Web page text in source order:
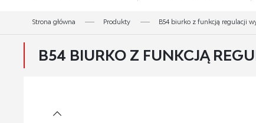
Strona główna Produkty B54 biurko z funkcją regulacji
B54 BIURKO Z FUNKCJĄ